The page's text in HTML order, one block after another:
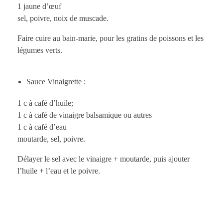
1 jaune d’œuf
sel, poivre, noix de muscade.
Faire cuire au bain-marie, pour les gratins de poissons et les
légumes verts.
Sauce Vinaigrette :
1 c à café d’huile;
1 c à café de vinaigre balsamique ou autres
1 c à café d’eau
moutarde, sel, poivre.
Délayer le sel avec le vinaigre + moutarde, puis ajouter
l’huile + l’eau et le poivre.